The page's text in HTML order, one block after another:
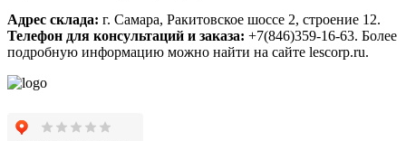
Адрес склада: г. Самара, Ракитовское шоссе 2, строение 12.
Телефон для консультаций и заказа: +7(846)359-16-63. Более
подробную информацию можно найти на сайте lescorp.ru.